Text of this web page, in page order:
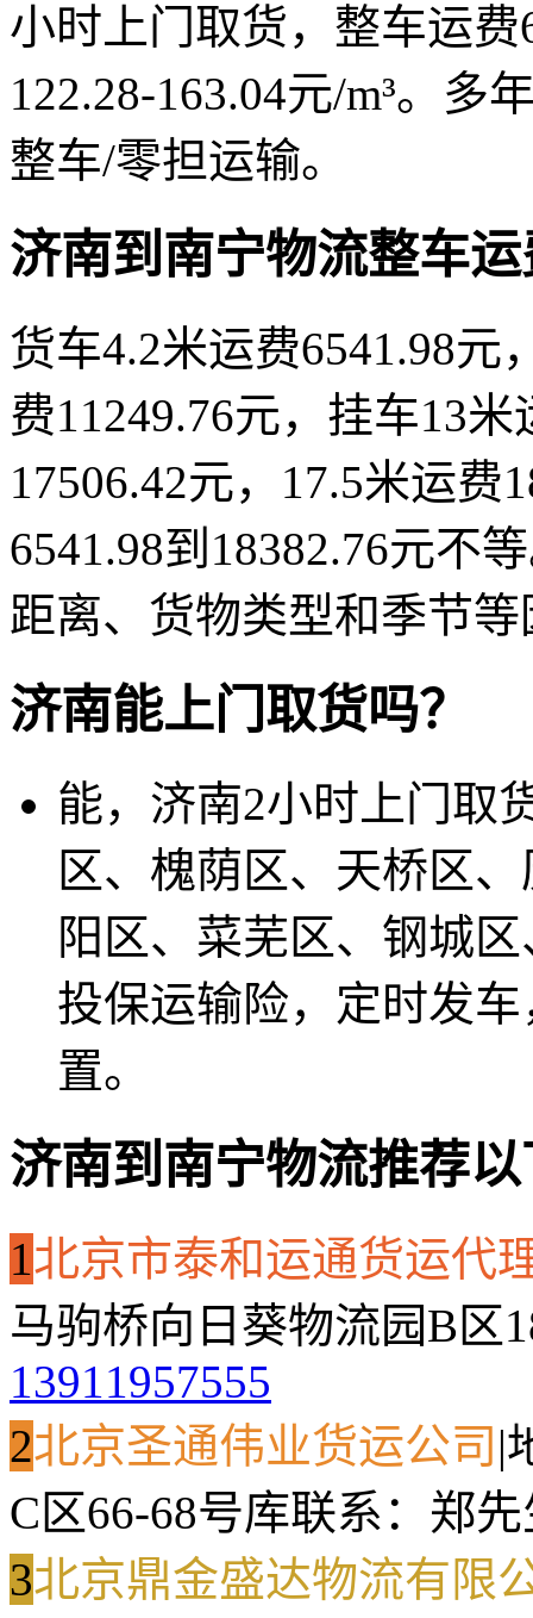
小时上门取货，整车运费
122.28-163.04元/m³。多
整车/零担运输。
济南到南宁物流整车
货车4.2米运费6541.98元
费11249.76元，挂车13
17506.42元，17.5米运费
6541.98到18382.76元不
距离、货物类型和季节
济南能上门取货吗？
能，济南2小时上门取
区、槐荫区、天桥区
阳区、菜芜区、钢城
投保运输险，定时发
置。
济南到南宁物流推荐
1北京市泰和运通货运代
马驹桥向日葵物流园B区
13911957555
2北京圣通伟业货运公司 |
C区66-68号库联系：郑先
3北京鼎金盛达物流有限